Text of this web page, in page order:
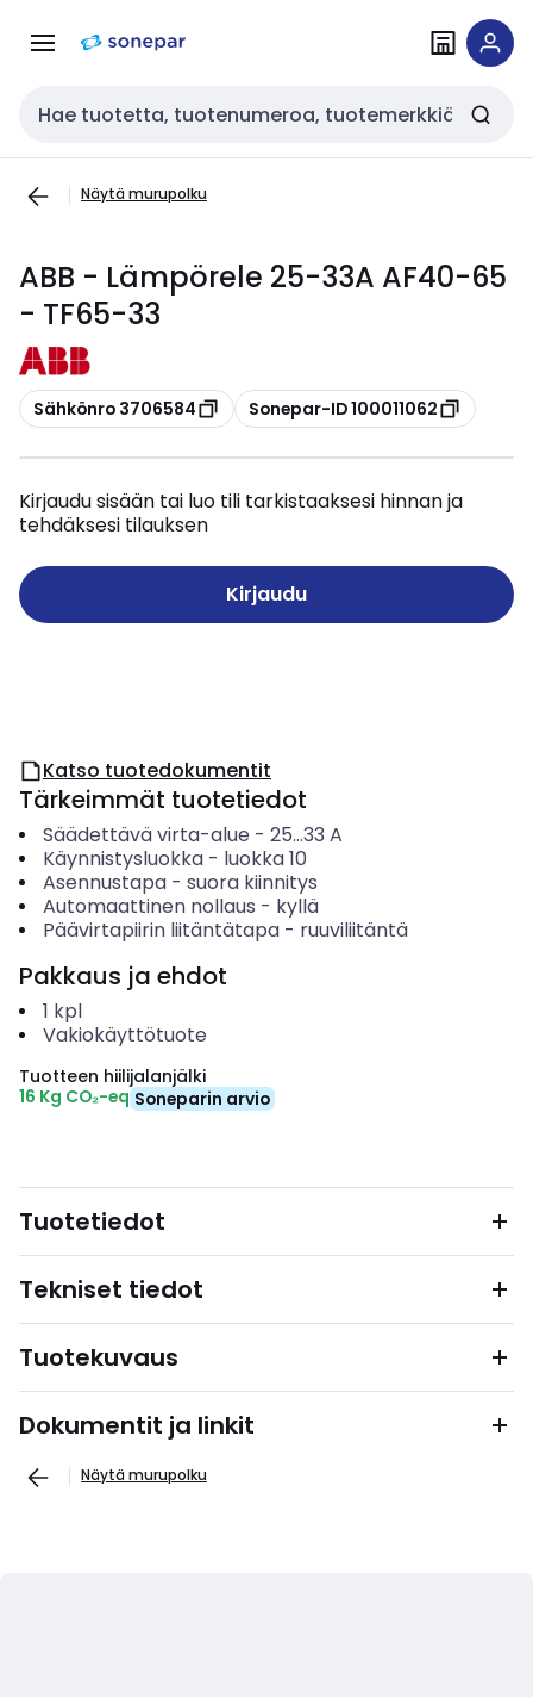
navigointiinsisältöön
Haku
Näytä murupolku
ABB - Lämpörele 25-33A AF40-65
- TF65-33
Kopioi
Sähkönro 3706584 Kopioi
Sonepar-ID 100011062
Kirjaudu sisään tai luo tili tarkistaaksesi hinnan ja
tehdäksesi tilauksen
Kirjaudu
Katso tuotedokumentit
Tärkeimmät tuotetiedot
Säädettävä virta-alue - 25...33 A
Käynnistysluokka- luokka 10
Asennustapa- suora kiinnitys
Automaattinen nollaus - kyllä
Päävirtapiirin liitäntätapa- ruuviliitäntä
Pakkaus ja ehdot
1 kpl
Vakiokäyttötuote
Tuotteen hiilijalanjälki
16 Kg CO₂-eq Soneparin arvio
Tuotetiedot
Tekniset tiedot
Tuotekuvaus
Dokumentit ja linkit
Näytä murupolku